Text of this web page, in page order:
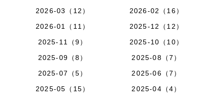
2026-03（12）
2026-02（16）
2026-01（11）
2025-12（12）
2025-11（9）
2025-10（10）
2025-09（8）
2025-08（7）
2025-07（5）
2025-06（7）
2025-05（15）
2025-04（4）